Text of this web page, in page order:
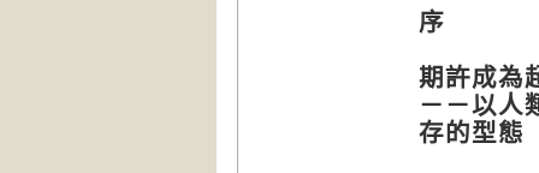
序
期許成為
－－以人
存的型態